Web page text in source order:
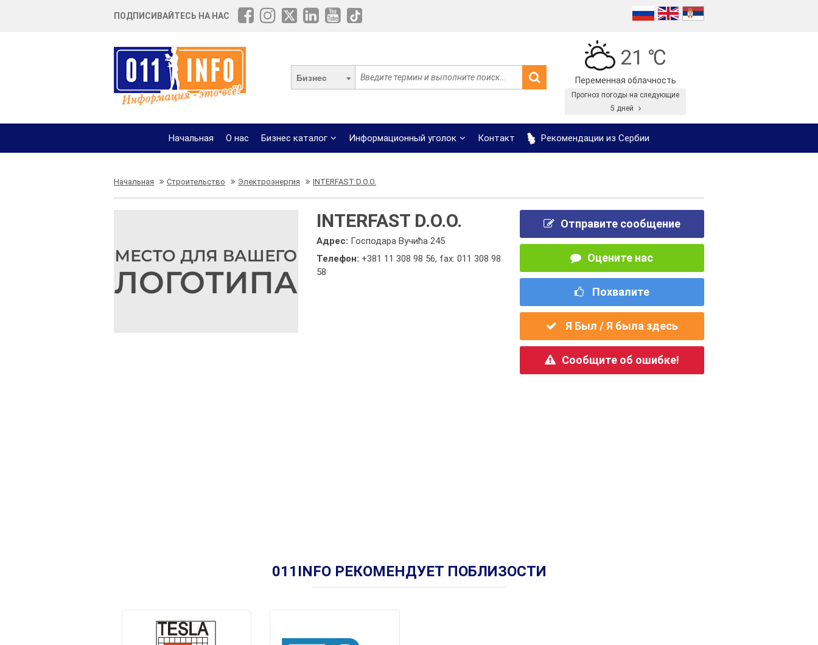
ПОДПИСИВАЙТЕСЬ НА НАС
Бизнес
21 ℃
Переменная облачность
Прогноз погоды на следующие
5 дней
Начальная О нас Бизнес каталог Информационный уголок Контакт Рекомендации из Сербии
Начальная Строительство Электроэнергия INTERFAST D.O.O.
INTERFAST D.O.O.
Адрес: Господара Вучића 245
Телефон: +381 11 308 98 56, fax: 011 308 98
58
Отправите сообщение
Оцените нас
Похвалите
Я Был / Я была здесь
Сообщите об ошибке!
011INFO РЕКОМЕНДУЕТ ПОБЛИЗОСТИ